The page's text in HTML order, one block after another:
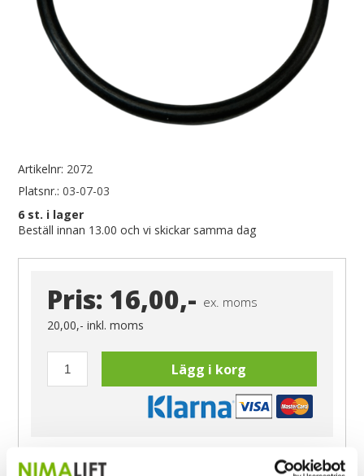
Artikelnr: 2072
Platsnr.: 03-07-03
6 st. i lager
Beställ innan 13.00 och vi skickar samma dag
Pris: 16,00,- ex. moms
20,00,-inkl. moms
Lägg i korg